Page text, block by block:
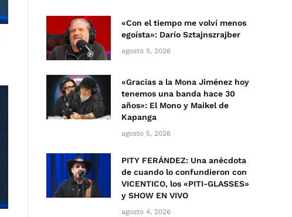
«Con el tiempo me volví menos
egoísta»: Darío Sztajnszrajber
agosto 5, 2026
«Gracias a la Mona Jiménez hoy
tenemos una banda hace 30
años»: El Mono y Maikel de
Kapanga
agosto 5, 2026
PITY FERÁNDEZ: Una anécdota
de cuando lo confundieron con
VICENTICO, los «PITI-GLASSES»
y SHOW EN VIVO
agosto 4, 2026